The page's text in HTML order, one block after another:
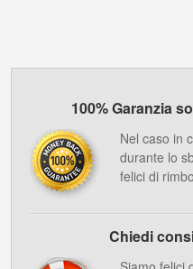
100% Garanzia
Nel caso in
durante lo
felici di
Chiedi